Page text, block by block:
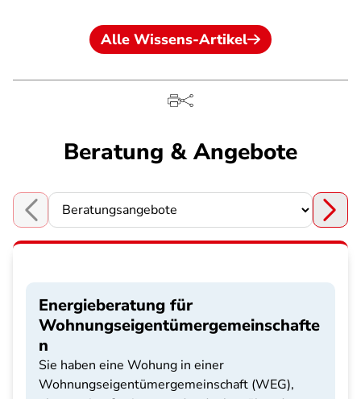
Alle Wissens-Artikel
Beratung & Angebote
Choose a section
Energieberatung für
Wohnungseigentümergemeinschafte
n
Sie haben eine Wohung in einer
Wohnungseigentümergemeinschaft (WEG),